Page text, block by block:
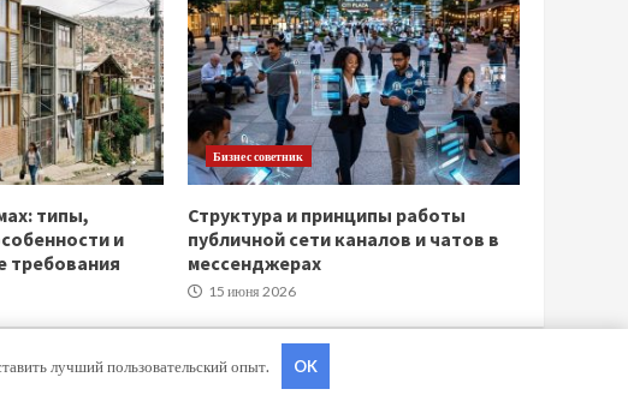
типы,
и
требования
Бизнес советник
Структура и принципы работы
публичной сети каналов и чатов в
мессенджерах
15 июня 2026
themes.лучший пользовательский опыт. OK